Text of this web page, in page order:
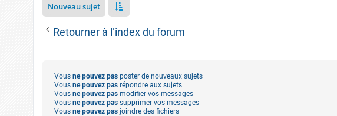
Nouveau sujet
Retourner à l’index du forum
Vous ne pouvez pas poster de nouveaux sujets
Vous ne pouvez pas répondre aux sujets
Vous ne pouvez pas modifier vos messages
Vous ne pouvez pas supprimer vos messages
Vous ne pouvez pas joindre des fichiers